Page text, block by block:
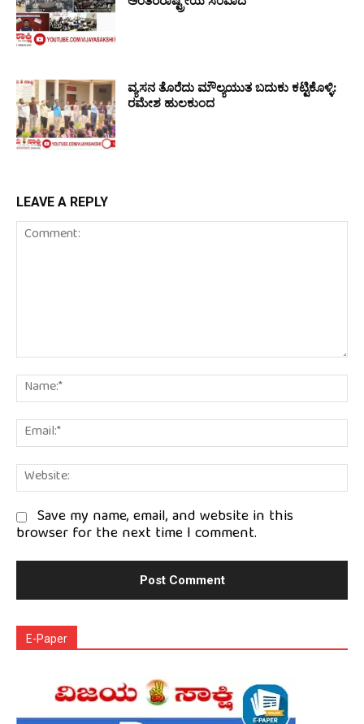
ವ್ಯಸನ ತೊರೆದು ಮೌಲ್ಯಯುತ ಬದುಕು ಕಟ್ಟಿಕೊಳ್ಳಿ:
ರಮೇಶ ಹುಲಕುಂದ
LEAVE A REPLY
Comment:
Save my name, email, and website in this
browser for the next time I comment.
E-Paper